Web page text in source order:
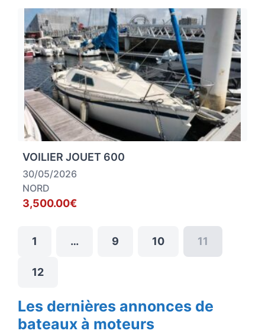
VOILIER JOUET 600
30/05/2026
NORD
3,500.00€
1 … 9 10 11
12
Les dernières annonces de
bateaux à moteurs